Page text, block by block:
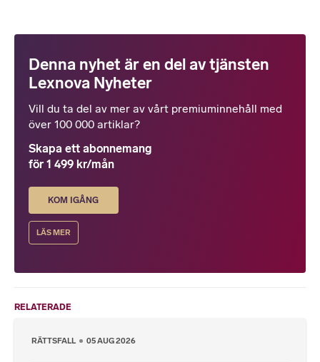
Denna nyhet är en del av tjänsten
Lexnova Nyheter
Vill du ta del av mer av vårt premiuminnehåll med
över 100 000 artiklar?
Skapa ett abonnemang
för 1 499 kr/mån
KOM IGÅNG
LÄS MER
RELATERADE
RÄTTSFALL 05 AUG 2026